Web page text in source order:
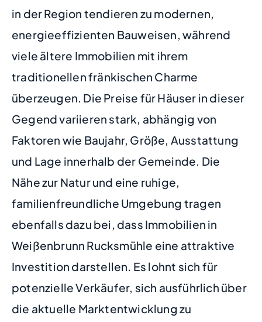
in der Region tendieren zu modernen,
energieeffizienten Bauweisen, während
viele ältere Immobilien mit ihrem
traditionellen fränkischen Charme
überzeugen. Die Preise für Häuser in dieser
Gegend variieren stark, abhängig von
Faktoren wie Baujahr, Größe, Ausstattung
und Lage innerhalb der Gemeinde. Die
Nähe zur Natur und eine ruhige,
familienfreundliche Umgebung tragen
ebenfalls dazu bei, dass Immobilien in
Weißenbrunn Rucksmühle eine attraktive
Investition darstellen. Es lohnt sich für
potenzielle Verkäufer, sich ausführlich über
die aktuelle Marktentwicklung zu